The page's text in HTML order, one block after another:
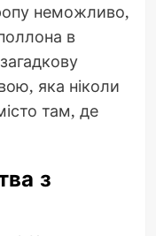
неможливо,
в
яка ніколи
там, де
з